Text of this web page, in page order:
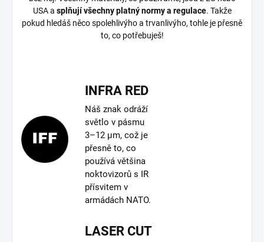
USA a splňují všechny platný normy a regulace. Takže
pokud hledáš něco spolehlivýho a trvanlivýho, tohle je přesně
to, co potřebuješ!
INFRA RED
Náš znak odráží
světlo v pásmu
3–12 µm, což je
přesně to, co
používá většina
noktovizorů s IR
přísvitem v
armádách NATO.
LASER CUT